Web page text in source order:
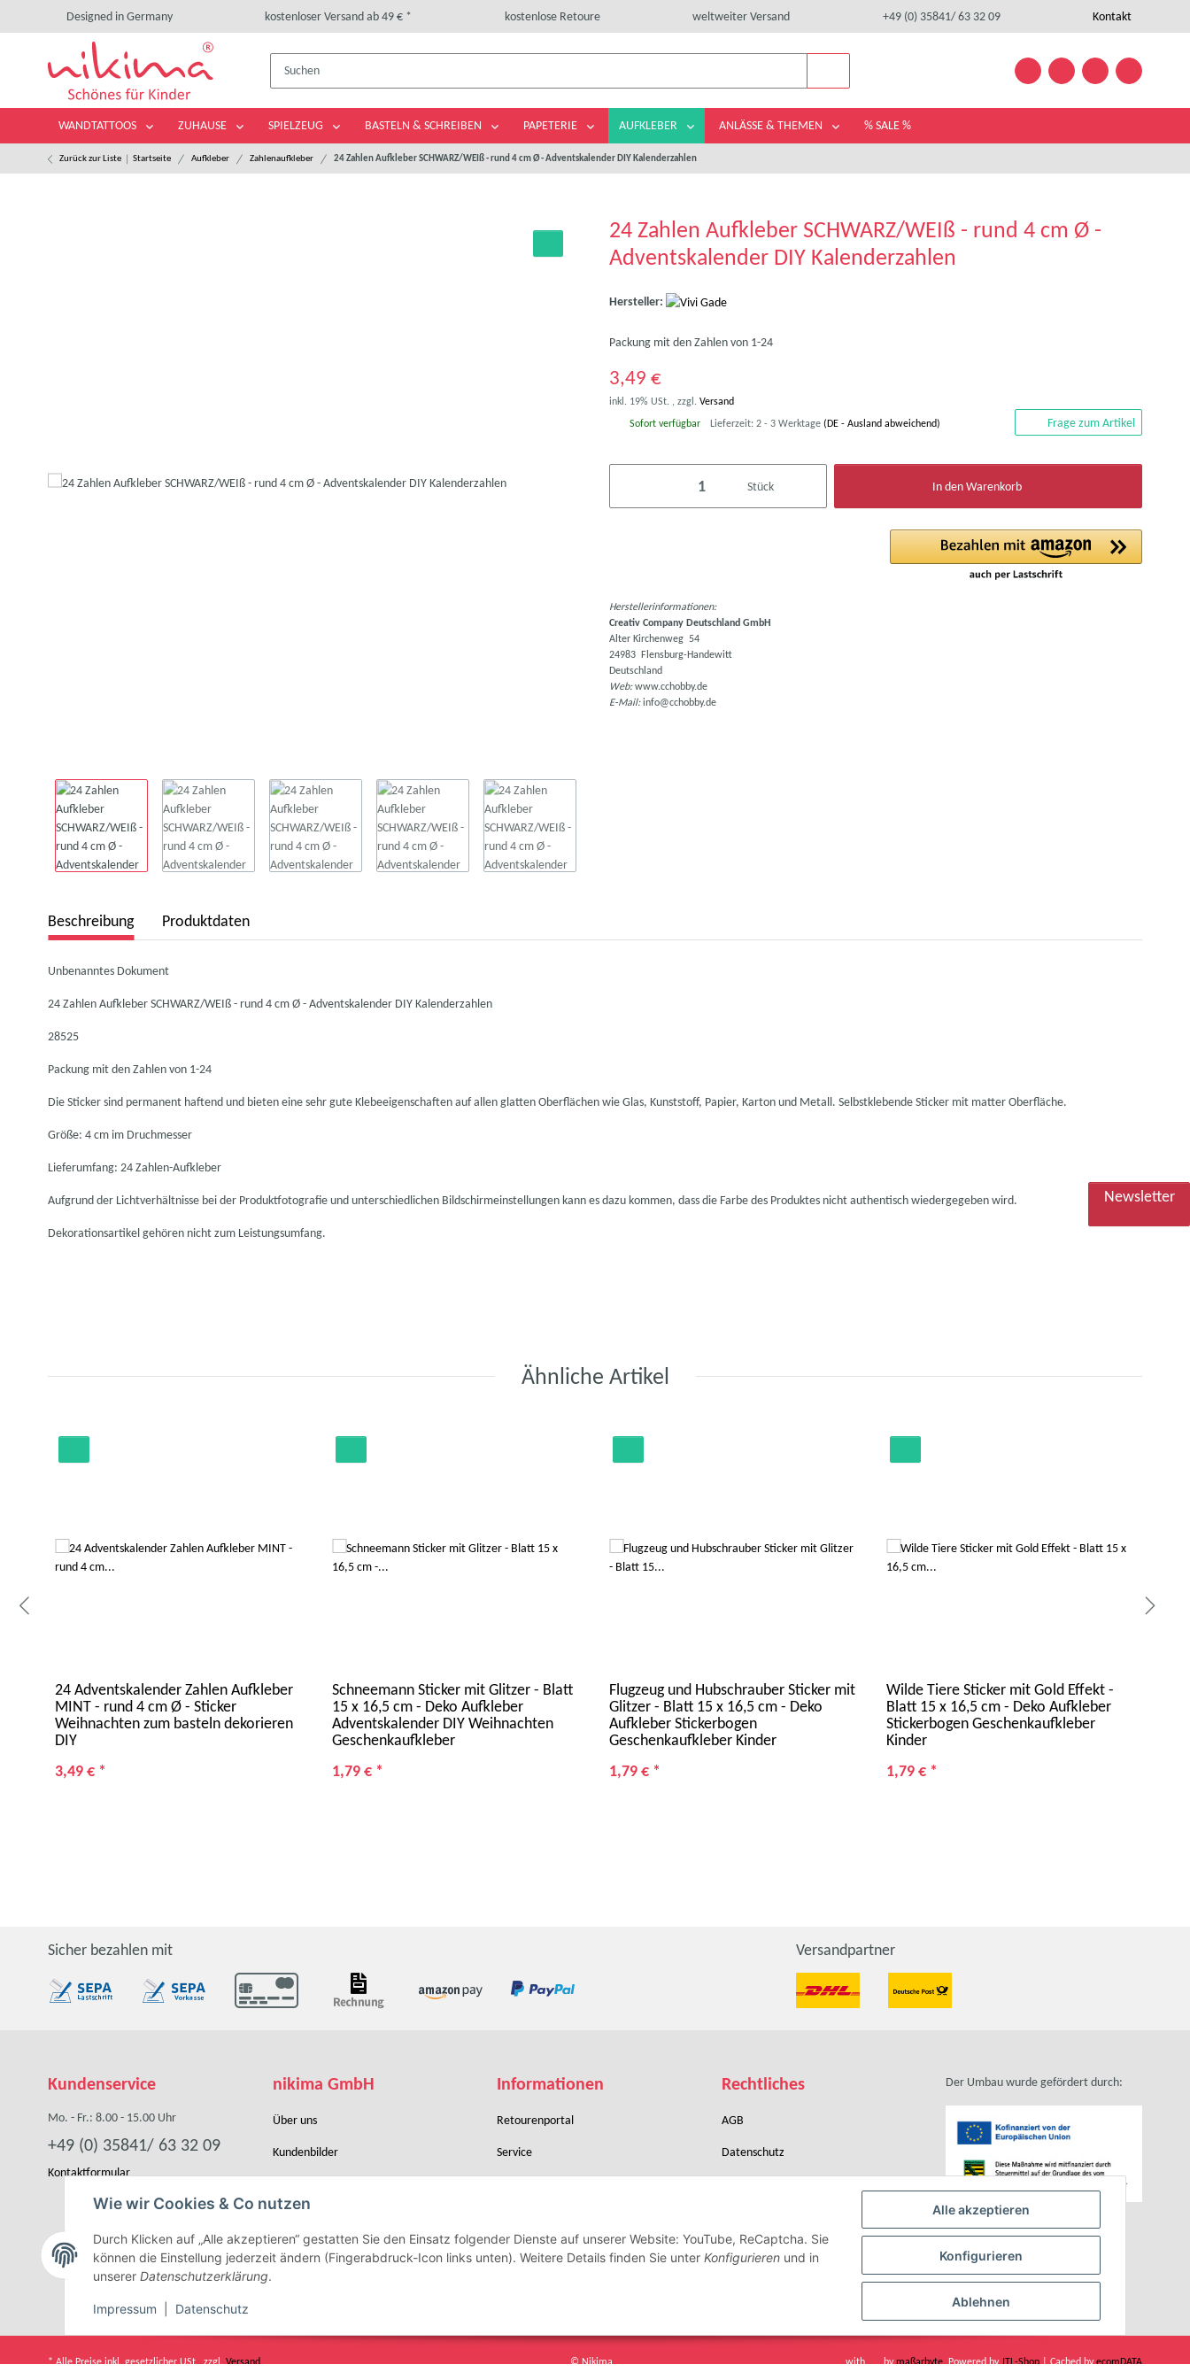
Alle akzeptieren
Konfigurieren
Ablehnen
Wie wir Cookies & Co nutzen
Durch Klicken auf „Alle akzeptieren“ gestatten Sie den Einsatz folgender Dienste auf unserer Website: YouTube, ReCaptcha. Sie
können die Einstellung jederzeit ändern (Fingerabdruck-Icon links unten). Weitere Details finden Sie unter Konfigurieren und in
unserer Datenschutzerklärung.
Impressum Datenschutz
Designed in Germany kostenloser Versand ab 49 € * kostenlose Retoure weltweiter Versand +49 (0) 35841/ 63 32 09 Kontakt
WANDTATTOOS ZUHAUSE SPIELZEUG BASTELN & SCHREIBEN PAPETERIE AUFKLEBER ANLÄSSE & THEMEN % SALE %
Zurück zur Liste Startseite Aufkleber Zahlenaufkleber 24 Zahlen Aufkleber SCHWARZ/WEIß - rund 4 cm Ø - Adventskalender DIY Kalenderzahlen
24 Zahlen Aufkleber SCHWARZ/WEIß - rund 4 cm Ø -
Adventskalender DIY Kalenderzahlen
Hersteller:
Packung mit den Zahlen von 1-24
3,49 €
inkl. 19% USt. , zzgl. Versand
Sofort verfügbar
Lieferzeit: 2 - 3 Werktage (DE - Ausland abweichend) Frage zum Artikel
Stück In den Warenkorb
Herstellerinformationen:
Creativ Company Deutschland GmbH
Alter Kirchenweg 54
24983 Flensburg-Handewitt
Deutschland
Web:www.cchobby.de
E-Mail:info@cchobby.de
Beschreibung Produktdaten
Unbenanntes Dokument
24 Zahlen Aufkleber SCHWARZ/WEIß - rund 4 cm Ø - Adventskalender DIY Kalenderzahlen
28525
Packung mit den Zahlen von 1-24
Die Sticker sind permanent haftend und bieten eine sehr gute Klebeeigenschaften auf allen glatten Oberflächen wie Glas, Kunststoff, Papier, Karton und Metall. Selbstklebende Sticker mit matter Oberfläche.
Größe: 4 cm im Druchmesser
Lieferumfang: 24 Zahlen-Aufkleber
Aufgrund der Lichtverhältnisse bei der Produktfotografie und unterschiedlichen Bildschirmeinstellungen kann es dazu kommen, dass die Farbe des Produktes nicht authentisch wiedergegeben wird.
Dekorationsartikel gehören nicht zum Leistungsumfang.
Ähnliche Artikel
24 Adventskalender Zahlen Aufkleber
MINT - rund 4 cm Ø - Sticker
Weihnachten zum basteln dekorieren
DIY
3,49 € *
Schneemann Sticker mit Glitzer - Blatt
15 x 16,5 cm - Deko Aufkleber
Adventskalender DIY Weihnachten
Geschenkaufkleber
1,79 € *
Flugzeug und Hubschrauber Sticker mit
Glitzer - Blatt 15 x 16,5 cm - Deko
Aufkleber Stickerbogen
Geschenkaufkleber Kinder
1,79 € *
Wilde Tiere Sticker mit Gold Effekt -
Blatt 15 x 16,5 cm - Deko Aufkleber
Stickerbogen Geschenkaufkleber
Kinder
1,79 € *
Sicher bezahlen mit Versandpartner
Kundenservice
Mo. - Fr.: 8.00 - 15.00 Uhr
+49 (0) 35841/ 63 32 09
Kontaktformular
nikima GmbH
Über uns
Kundenbilder
Kooperation
Informationen
Retourenportal
Service
Widerrufsrecht
Rechtliches
AGB
Datenschutz
Impressum
Der Umbau wurde gefördert durch:
* Alle Preise inkl. gesetzlicher USt., zzgl.Versand © Nikima with bymaßarbyte, Powered byJTL-Shop| Cached byecomDATA
Newsletter